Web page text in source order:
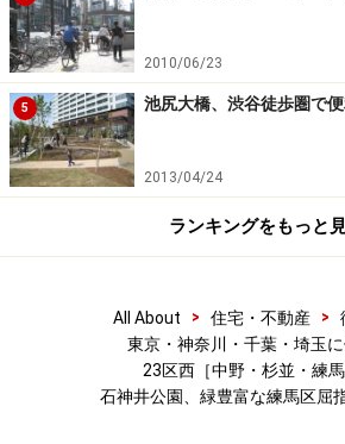
2010/06/23
5 池尻大橋、渋谷徒歩圏で
2013/04/24
ランキングをもっと
All About > 住宅・不動産 >
東京・神奈川・千葉・埼玉
23区西［中野・杉並・練馬
石神井公園、緑豊富な練馬区屈